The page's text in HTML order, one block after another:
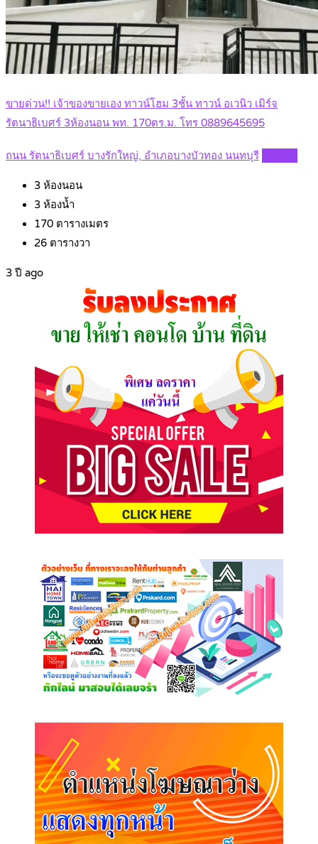
ขายด่วน!! เจ้าของขายเอง ทาวน์โฮม 3ชั้น ทาวน์ อเวนิว เมิร์จ
รัตนาธิเบศร์ 3ห้องนอน พท. 170ตร.ม. โทร 0889645695
ถนน รัตนาธิเบศร์ บางรักใหญ่, อำเภอบางบัวทอง นนทบุรี
3 ห้องนอน
3 ห้องน้ำ
170 ตารางเมตร
26 ตารางวา
3 ปี ago